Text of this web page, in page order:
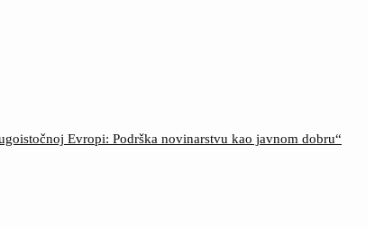
Evropi: Podrška novinarstvu kao javnom dobru“